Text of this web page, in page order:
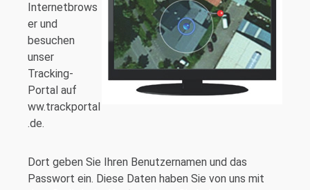
Internetbrows
er und
besuchen
unser
Tracking-
Portal auf
ww.trackportal
.de.
Dort geben Sie Ihren Benutzernamen und das
Passwort ein. Diese Daten haben Sie von uns mit